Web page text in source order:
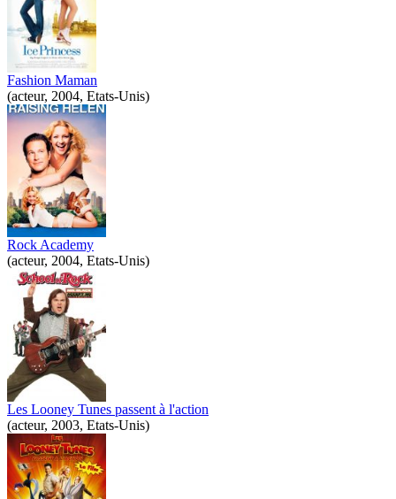
Fashion Maman
(acteur, 2004, Etats-Unis)
Rock Academy
(acteur, 2004, Etats-Unis)
Les Looney Tunes passent à l'action
(acteur, 2003, Etats-Unis)